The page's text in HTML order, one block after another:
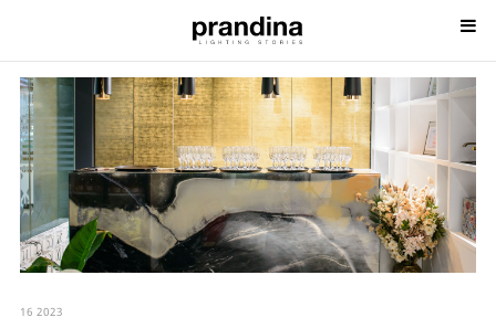
16 2023